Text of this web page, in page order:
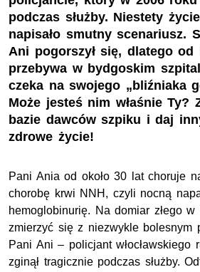
podczas służby. Niestety
napisało smutny scenariusz.
Ani pogorszył się, dlatego od
przebywa w bydgoskim
czeka na swojego „bliźniaka
Może jesteś nim właśnie Ty?
bazie dawców szpiku i daj
zdrowe życie!
Pani Ania od około 30 lat choruje
chorobę krwi NNH, czyli nocną
hemoglobinurię. Na domiar złego w
zmierzyć się z niezwykle bolesnym
Pani Ani – policjant włocławskiego
zginął tragicznie podczas służby.